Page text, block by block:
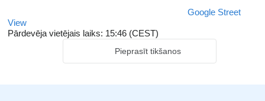
Google Street
View
Pārdevēja vietējais laiks: 15:46 (CEST)
Pieprasīt tikšanos